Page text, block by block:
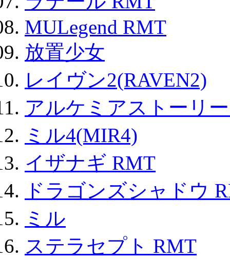
MULegend RMT
放置少女
レイヴン2(RAVEN2)
アルケミアストーリ
ミル4(MIR4)
イザナギ RMT
ドラゴンズシャドウ
ミル
ステラセプト RMT